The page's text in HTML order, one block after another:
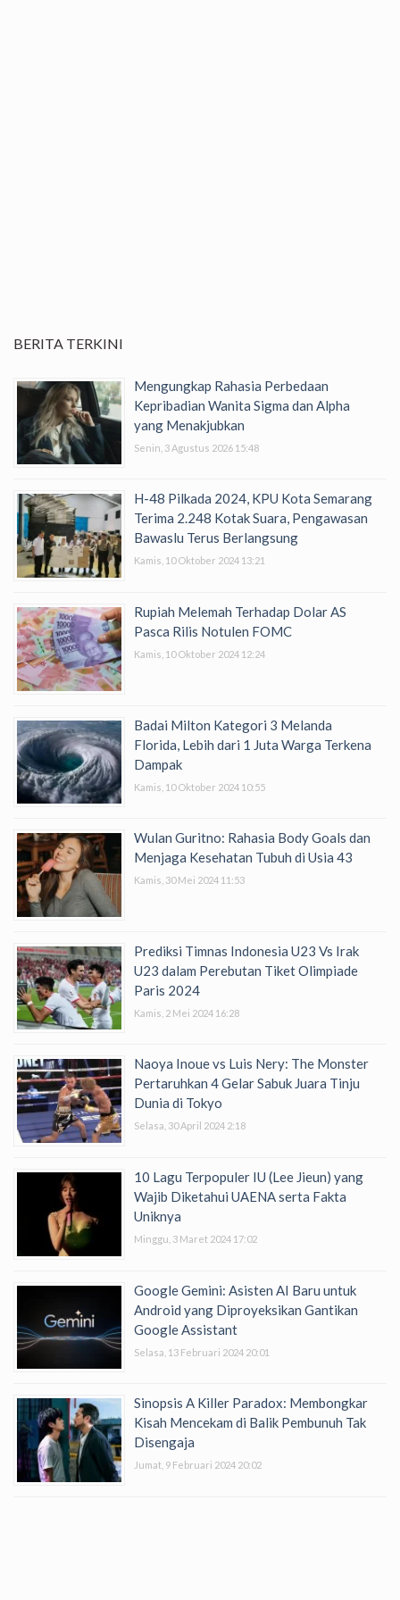
BERITA TERKINI
Mengungkap Rahasia Perbedaan
Kepribadian Wanita Sigma dan Alpha
yang Menakjubkan
Senin, 3 Agustus 2026 15:48
H-48 Pilkada 2024, KPU Kota Semarang
Terima 2.248 Kotak Suara, Pengawasan
Bawaslu Terus Berlangsung
Kamis, 10 Oktober 2024 13:21
Rupiah Melemah Terhadap Dolar AS
Pasca Rilis Notulen FOMC
Kamis, 10 Oktober 2024 12:24
Badai Milton Kategori 3 Melanda
Florida, Lebih dari 1 Juta Warga Terkena
Dampak
Kamis, 10 Oktober 2024 10:55
Wulan Guritno: Rahasia Body Goals dan
Menjaga Kesehatan Tubuh di Usia 43
Kamis, 30 Mei 2024 11:53
Prediksi Timnas Indonesia U23 Vs Irak
U23 dalam Perebutan Tiket Olimpiade
Paris 2024
Kamis, 2 Mei 2024 16:28
Naoya Inoue vs Luis Nery: The Monster
Pertaruhkan 4 Gelar Sabuk Juara Tinju
Dunia di Tokyo
Selasa, 30 April 2024 2:18
10 Lagu Terpopuler IU (Lee Jieun) yang
Wajib Diketahui UAENA serta Fakta
Uniknya
Minggu, 3 Maret 2024 17:02
Google Gemini: Asisten AI Baru untuk
Android yang Diproyeksikan Gantikan
Google Assistant
Selasa, 13 Februari 2024 20:01
Sinopsis A Killer Paradox: Membongkar
Kisah Mencekam di Balik Pembunuh Tak
Disengaja
Jumat, 9 Februari 2024 20:02